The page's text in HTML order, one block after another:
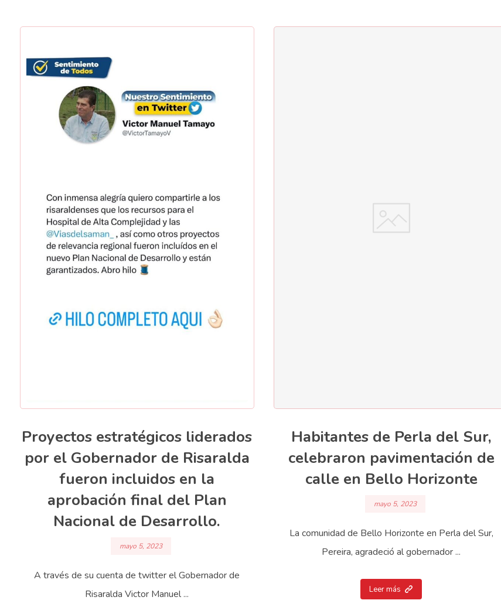
Proyectos estratégicos liderados
por el Gobernador de Risaralda
fueron incluidos en la
aprobación final del Plan
Nacional de Desarrollo.
mayo 5, 2023
A través de su cuenta de twitter el Gobernador de
Risaralda Victor Manuel ...
Habitantes de Perla del Sur,
celebraron pavimentación de
calle en Bello Horizonte
mayo 5, 2023
La comunidad de Bello Horizonte en Perla del Sur,
Pereira, agradeció al gobernador ...
Leer más